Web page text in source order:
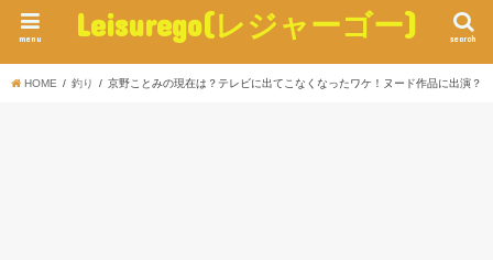
Leisurego(レジャーゴー) search
menu
HOME 釣り 京野ことみの現在は？テレビに出てこなくなったワケ！ヌード作品に出演？